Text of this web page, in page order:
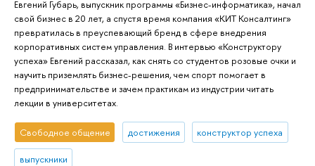
Евгений Губарь, выпускник программы «Бизнес-информатика», начал
свой бизнес в 20 лет, а спустя время компания «КИТ Консалтинг»
превратилась в преуспевающий бренд в сфере внедрения
корпоративных систем управления. В интервью «Конструктору
успеха» Евгений рассказал, как снять со студентов розовые очки и
научить приземлять бизнес-решения, чем спорт помогает в
предпринимательстве и зачем практикам из индустрии читать
лекции в университетах.
Свободное общение достижения конструктор успеха
выпускники